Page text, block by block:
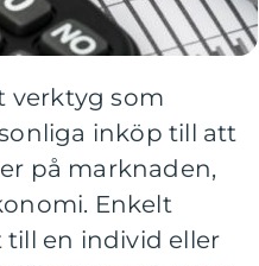
verktyg som
inköp till att
på marknaden,
Enkelt
en individ eller